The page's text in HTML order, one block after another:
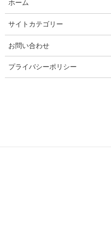
当サイトは、この社内ＳＥ時代
介していきます。
ホーム
サイトカテゴリー
お問い合わせ
プライバシーポリシー